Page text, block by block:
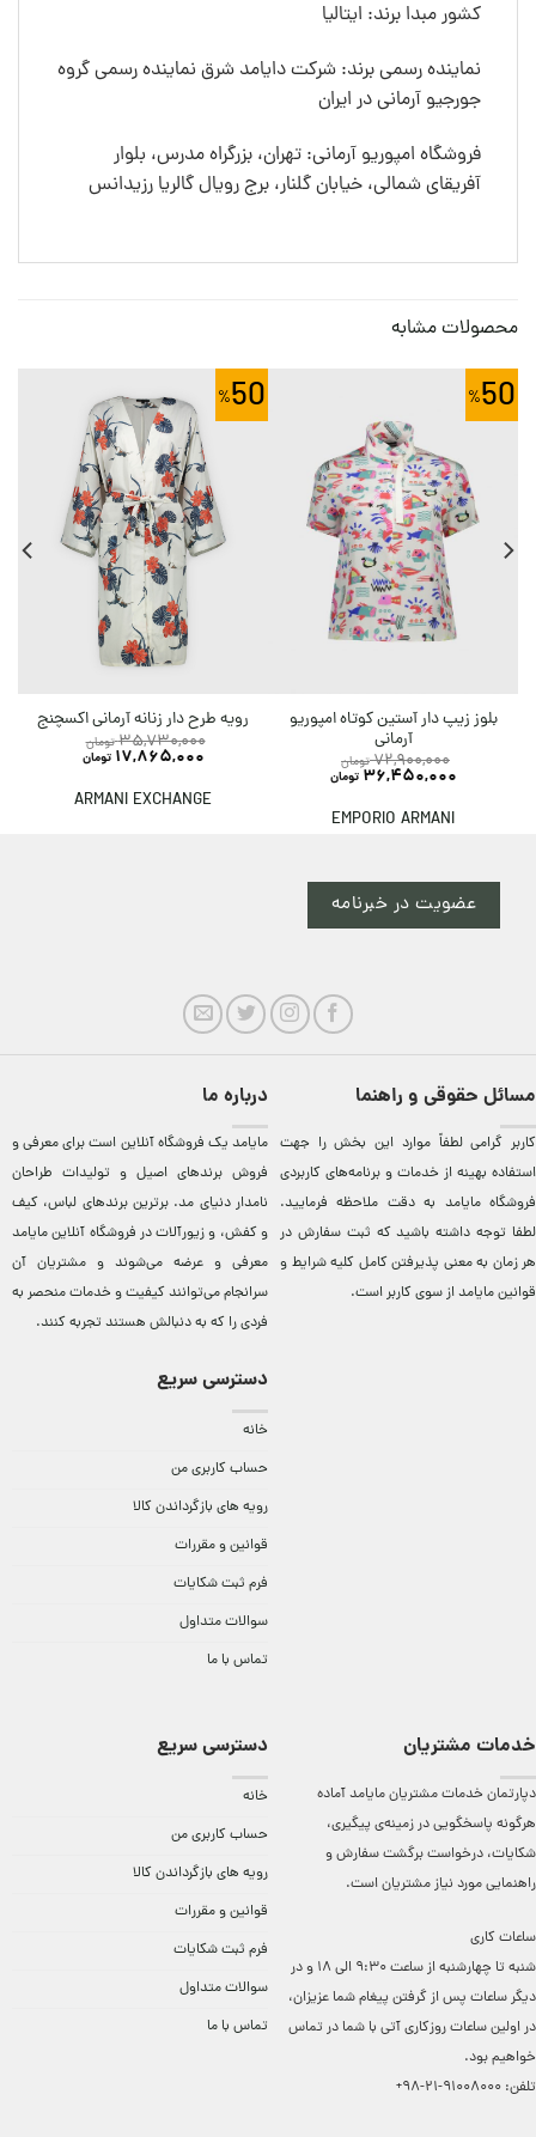
کشور مبدا برند: ایتالیا
نماینده رسمی برند: شرکت دایامد شرق نماینده رسمی گروه
جورجیو آرمانی در ایران
فروشگاه امپوریو آرمانی: تهران، بزرگراه مدرس، بلوار
آفریقای شمالی، خیابان گلنار، برج رویال گالریا رزیدانس
محصولات مشابه
50
بلوز زیپ دار آستین کوتاه امپوریو
آرمانی
72,900,000 تومان
36,450,000 تومان
EMPORIO ARMANI
50
رویه طرح دار زنانه آرمانی اکسچنج
35,730,000 تومان
17,865,000 تومان
ARMANI EXCHANGE
عضویت در خبرنامه
مسائل حقوقی و راهنما
کاربر گرامی لطفاً موارد این بخش را جهت
استفاده بهینه از خدمات و برنامه‌‏های کاربردی
فروشگاه مایامد به دقت ملاحظه فرمایید.
لطفا توجه داشته باشید که ثبت سفارش در
هر زمان به معنی پذیرفتن کامل کلیهشرایط و
قوانین مایامداز سوی کاربر است.
درباره ما
مایامد يک فروشگاه آنلاين است برای معرفی و
فروش برندهای اصيل و توليدات طراحان
نامدار دنيای مد. برترين‌ برندهای لباس، کيف
و کفش، و زيورآلات در فروشگاه آنلاين مایامد
معرفی و عرضه می‌شوند و مشتريان آن
سرانجام می‌توانند کيفيت و خدمات منحصر به
فردی را که به دنبالش هستند تجربه کنند.
دسترسی سریع
خانه
حساب کاربری من
رویه های بازگرداندن کالا
قوانین و مقررات
فرم ثبت شکایات
سوالات متداول
تماس با ما
خدمات مشتریان
دپارتمان خدمات مشتریان مایامد آماده
هرگونه پاسخگویی در زمینه‌ی پیگیری،
شکایات، درخواست برگشت سفارش و
راهنمایی مورد نیاز مشتریان است.
ساعات کاری
شنبه تا چهارشنبه از ساعت 9:30 الی 18 و در
دیگر ساعات ‌پس از گرفتن پیغام شما عزیزان،
در اولین ساعات روزکاری آتی با شما در تماس
خواهیم بود.
تلفن: 91008000-21-98+
دسترسی سریع
خانه
حساب کاربری من
رویه های بازگرداندن کالا
قوانین و مقررات
فرم ثبت شکایات
سوالات متداول
تماس با ما